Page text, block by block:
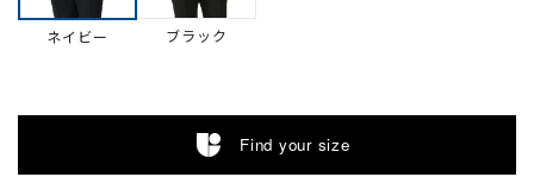
ネイビー ブラック
Find your size